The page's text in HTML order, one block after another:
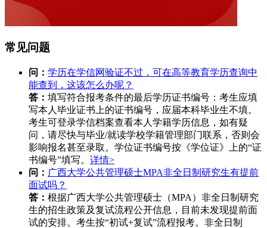
常见问题
问： 学历在学信网验证不过，可在高等教育学历查询中
能查到，这该怎么办呢？
答： 填写符合报考条件的最后学历证书编号：考生应填
写本人毕业证书上的证书编号，应届本科毕业生不填。
考生可登录学信档案查看本人学籍学历信息，如有疑
问，请尽快与毕业/就读学校学籍管理部门联系，否则会
影响报名甚至录取。学位证书编号按《学位证》上的“证
书编号”填写。 详情>
问： 广西大学公共管理硕士MPA非全日制研究生有提前
面试吗？
答： 根据广西大学公共管理硕士（MPA）非全日制研究
生的招生政策及复试流程公开信息，目前未发现提前面
试的安排。考生按“初试+复试”流程报考。非全日制